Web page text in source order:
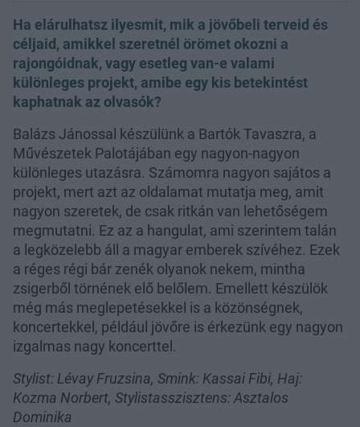
Ha elárulhatsz ilyesmit, mik a jövőbeli terveid és
céljaid, amikkel szeretnél örömet okozni a
rajongóidnak, vagy esetleg van-e valami
különleges projekt, amibe egy kis betekintést
kaphatnak az olvasók?
Balázs Jánossal készülünk a Bartók Tavaszra, a
Művészetek Palotájában egy nagyon-nagyon
különleges utazásra. Számomra nagyon sajátos a
projekt, mert azt az oldalamat mutatja meg, amit
nagyon szeretek, de csak ritkán van lehetőségem
megmutatni. Ez az a hangulat, ami szerintem talán
a legközelebb áll a magyar emberek szívéhez. Ezek
a réges régi bár zenék olyanok nekem, mintha
zsigerből törnének elő belőlem. Emellett készülök
még más meglepetésekkel is a közönségnek,
koncertekkel, például jövőre is érkezünk egy nagyon
izgalmas nagy koncerttel.
Stylist: Lévay Fruzsina, Smink: Kassai Fibi, Haj:
Kozma Norbert, Stylistasszisztens: Asztalos
Dominika